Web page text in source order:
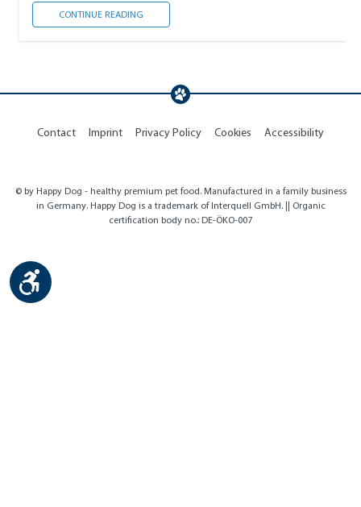
CONTINUE READING
Contact Imprint Privacy Policy Cookies Accessibility
© by Happy Dog - healthy premium pet food. Manufactured in a family business
in Germany. Happy Dog is a trademark of Interquell GmbH. || Organic
certification body no.: DE-ÖKO-007
Show toolbar